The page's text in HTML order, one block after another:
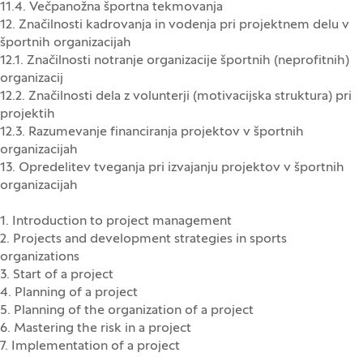
11.4. Večpanožna športna tekmovanja
12. Značilnosti kadrovanja in vodenja pri projektnem delu v
športnih organizacijah
12.1. Značilnosti notranje organizacije športnih (neprofitnih)
organizacij
12.2. Značilnosti dela z volunterji (motivacijska struktura) pri
projektih
12.3. Razumevanje financiranja projektov v športnih
organizacijah
13. Opredelitev tveganja pri izvajanju projektov v športnih
organizacijah
1. Introduction to project management
2. Projects and development strategies in sports
organizations
3. Start of a project
4. Planning of a project
5. Planning of the organization of a project
6. Mastering the risk in a project
7. Implementation of a project